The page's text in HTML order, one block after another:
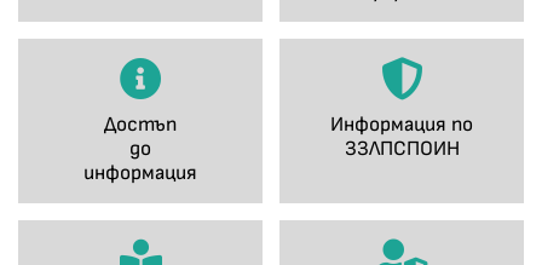
Достъп
до
информация
Информация по
ЗЗЛПСПОИН